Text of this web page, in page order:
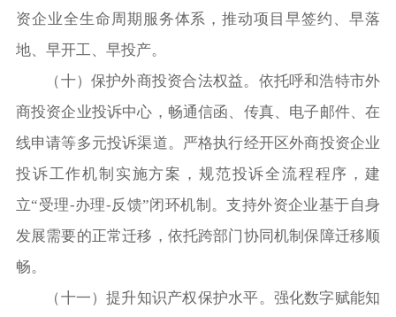
资企业全生命周期服务体系，推动项目早签约、早落
地、早开工、早投产。
（十）保护外商投资合法权益。依托呼和浩特市外
商投资企业投诉中心，畅通信函、传真、电子邮件、在
线申请等多元投诉渠道。严格执行经开区外商投资企业
投诉工作机制实施方案，规范投诉全流程程序，建
立“受理-办理-反馈”闭环机制。支持外资企业基于自身
发展需要的正常迁移，依托跨部门协同机制保障迁移顺
畅。
（十一）提升知识产权保护水平。强化数字赋能知